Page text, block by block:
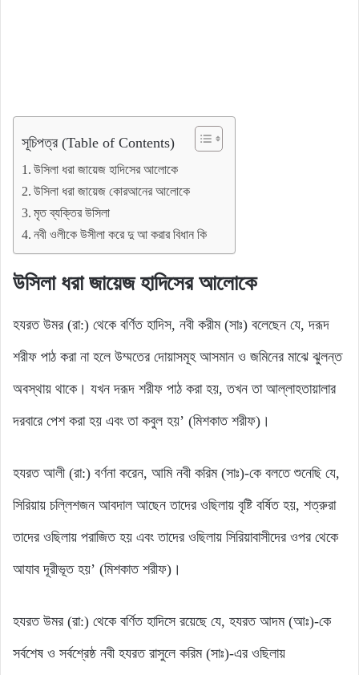
সূচিপত্র (Table of Contents)
উসিলা ধরা জায়েজ হাদিসের আলোকে
উসিলা ধরা জায়েজ কোরআনের আলোকে
মৃত ব্যক্তির উসিলা
নবী ওলীকে উসীলা করে দু আ করার বিধান কি
উসিলা ধরা জায়েজ হাদিসের আলোকে
হযরত উমর (রা:) থেকে বর্ণিত হাদিস, নবী করীম (সাঃ) বলেছেন যে, দরূদ
শরীফ পাঠ করা না হলে উম্মতের দোয়াসমূহ আসমান ও জমিনের মাঝে ঝুলন্ত
অবস্থায় থাকে। যখন দরূদ শরীফ পাঠ করা হয়, তখন তা আল্লাহতায়ালার
দরবারে পেশ করা হয় এবং তা কবুল হয়’ (মিশকাত শরীফ)।
হযরত আলী (রা:) বর্ণনা করেন, আমি নবী করিম (সাঃ)-কে বলতে শুনেছি যে,
সিরিয়ায় চল্লিশজন আবদাল আছেন তাদের ওছিলায় বৃষ্টি বর্ষিত হয়, শত্রুরা
তাদের ওছিলায় পরাজিত হয় এবং তাদের ওছিলায় সিরিয়াবাসীদের ওপর থেকে
আযাব দূরীভূত হয়’ (মিশকাত শরীফ)।
হযরত উমর (রা:) থেকে বর্ণিত হাদিসে রয়েছে যে, হযরত আদম (আঃ)-কে
সর্বশেষ ও সর্বশ্রেষ্ঠ নবী হযরত রাসুলে করিম (সাঃ)-এর ওছিলায়